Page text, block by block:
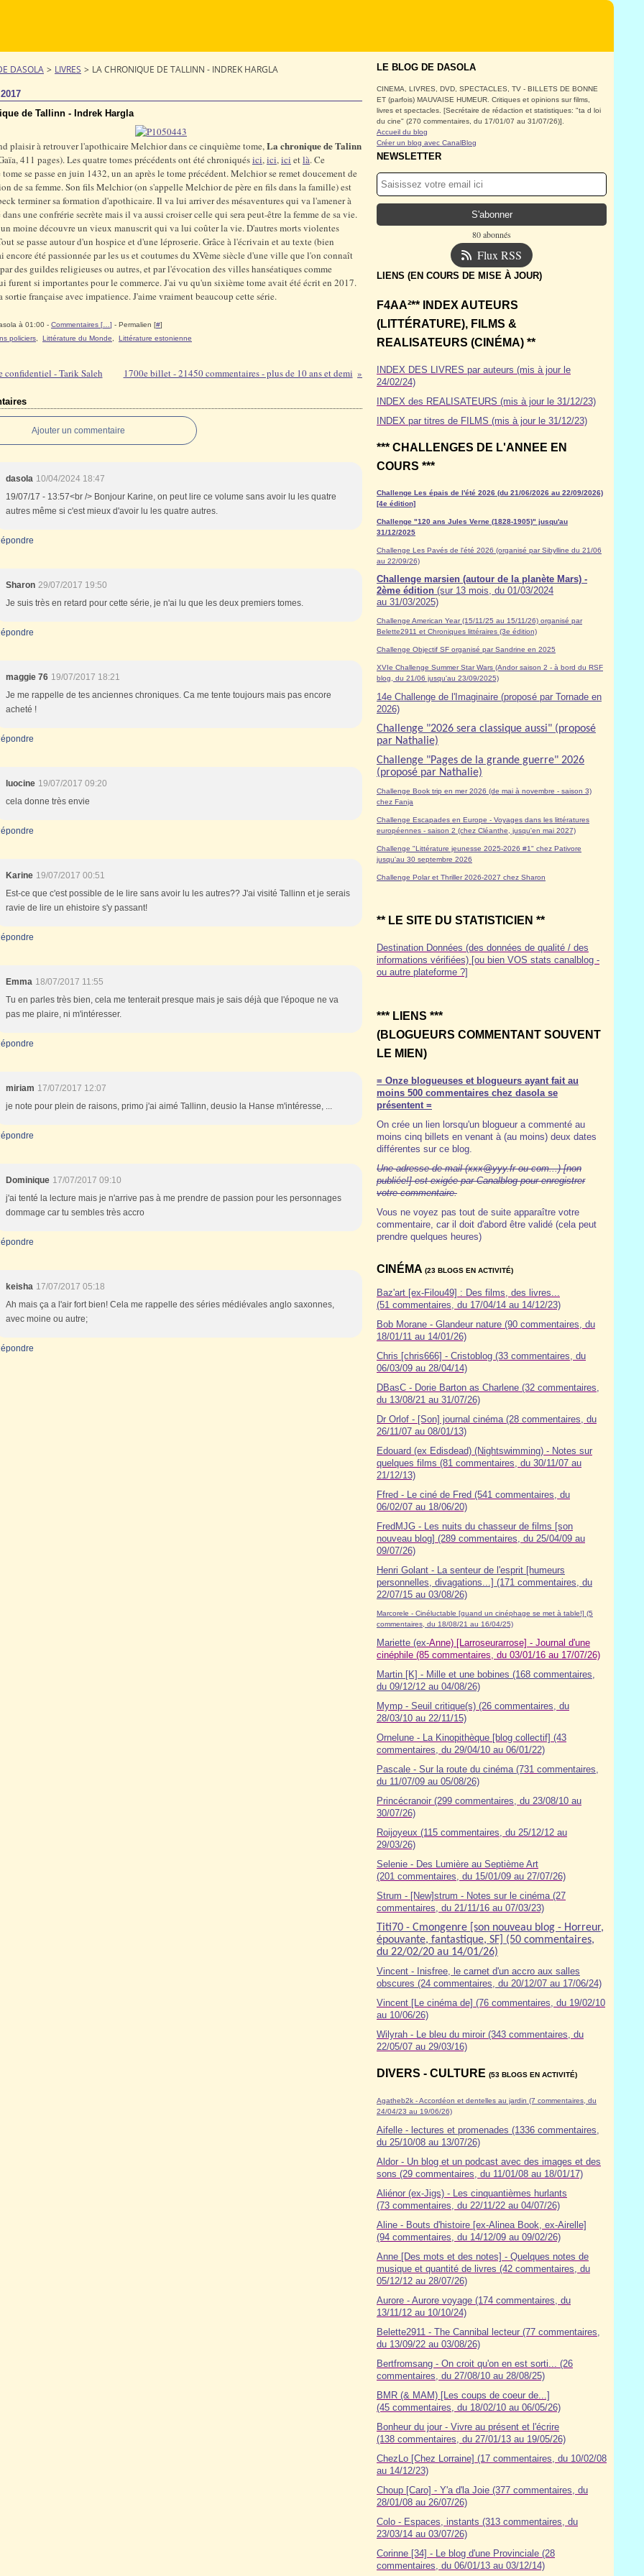
DASOLA > LIVRES > LA CHRONIQUE DE TALLINN - INDREK HARGLA
de Tallinn - Indrek Hargla
plaisir à retrouver l'apothicaire Melchior dans ce cinquième tome,La chronique de Talinn
411 pages). Les quatre tomes précédents ont été chroniquésici,ici,ici etlà. Ce
se passe en juin 1432, un an après le tome précédent. Melchior se remet doucement de
de sa femme. Son fils Melchior (on s'appelle Melchior de père en fils dans la famille) est
terminer sa formation d'apothicaire. Il va lui arriver des mésaventures qui va l'amener à
une confrérie secrète mais il va aussi croiser celle qui sera peut-être la femme de sa vie.
moine découvre un vieux manuscrit qui va lui coûter la vie. D'autres morts violentes
se passe autour d'un hospice et d'une léproserie. Grâce à l'écrivain et au texte (bien
encore été passionnée par les us et coutumes du XVème siècle d'une ville que l'on connaît
des guildes religieuses ou autres, et par l'évocation des villes hanséatiques comme
furent si importantes pour le commerce. J'ai vu qu'un sixième tome avait été écrit en 2017.
sortie française avec impatience. J'aime vraiment beaucoup cette série.
à 01:00 - Commentaires [ ] - Permalien [#]
policiers Littérature du Monde Littérature estonienne
confidentiel - Tarik Saleh 1700e billet - 21450 commentaires - plus de 10 ans et demi
Ajouter un commentaire
dasola 10/04/2024 18:47
19/07/17 - 13:57<br /> Bonjour Karine, on peut lire ce volume sans avoir lu les quatre
autres même si c'est mieux d'avoir lu les quatre autres.
Sharon 29/07/2017 19:50
Je suis très en retard pour cette série, je n'ai lu que les deux premiers tomes.
maggie 76 19/07/2017 18:21
Je me rappelle de tes anciennes chroniques. Ca me tente toujours mais pas encore
acheté !
luocine 19/07/2017 09:20
cela donne très envie
Karine 19/07/2017 00:51
Est-ce que c'est possible de le lire sans avoir lu les autres?? J'ai visité Tallinn et je serais
ravie de lire un ehistoire s'y passant!
Emma 18/07/2017 11:55
Tu en parles très bien, cela me tenterait presque mais je sais déjà que l'époque ne va
pas me plaire, ni m'intéresser.
miriam 17/07/2017 12:07
je note pour plein de raisons, primo j'ai aimé Tallinn, deusio la Hanse m'intéresse, ...
Dominique 17/07/2017 09:10
j'ai tenté la lecture mais je n'arrive pas à me prendre de passion pour les personnages
dommage car tu sembles très accro
keisha 17/07/2017 05:18
Ah mais ça a l'air fort bien! Cela me rappelle des séries médiévales anglo saxonnes,
avec moine ou autre;
LE BLOG DE DASOLA
CINEMA, LIVRES, DVD, SPECTACLES, TV - BILLETS DE BONNE
ET (parfois) MAUVAISE HUMEUR. Critiques et opinions sur films,
livres et spectacles. [Secrétaire de rédaction et statistiques: "ta d loi
du cine" (270 commentaires, du 17/01/07 au 31/07/26)].
Accueil du blog
Créer un blog avec CanalBlog
NEWSLETTER
80 abonnés
Flux RSS
LIENS (EN COURS DE MISE À JOUR)
F4AA²** INDEX AUTEURS
(LITTÉRATURE), FILMS &
REALISATEURS (CINÉMA) **
INDEX DES LIVRES par auteurs (mis à jour le
24/02/24)
INDEX des REALISATEURS (mis à jour le 31/12/23)
INDEX par titres de FILMS (mis à jour le 31/12/23)
*** CHALLENGES DE L'ANNEE EN
COURS ***
Challenge Les épais de l'été 2026 (du 21/06/2026 au 22/09/2026)
[4e édition]
Challenge "120 ans Jules Verne (1828-1905)" jusqu'au
31/12/2025
Challenge Les Pavés de l'été 2026 (organisé par Sibylline du 21/06
au 22/09/26)
Challenge marsien (autour de la planète Mars) -
2ème édition (sur 13 mois, du 01/03/2024
au 31/03/2025)
Challenge American Year (15/11/25 au 15/11/26) organisé par
Belette2911 et Chroniques littéraires (3e édition)
Challenge Objectif SF organisé par Sandrine en 2025
XVIe Challenge Summer Star Wars (Andor saison 2 - à bord du RSF
blog, du 21/06 jusqu'au 23/09/2025)
14e Challenge de l'Imaginaire (proposé par Tornade en
2026)
Challenge "2026 sera classique aussi" (proposé
par Nathalie)
Challenge "Pages de la grande guerre" 2026
(proposé par Nathalie)
Challenge Book trip en mer 2026 (de mai à novembre - saison 3)
chez Fanja
Challenge Escapades en Europe - Voyages dans les littératures
européennes - saison 2 (chez Cléanthe, jusqu'en mai 2027)
Challenge "Littérature jeunesse 2025-2026 #1" chez Pativore
jusqu'au 30 septembre 2026
Challenge Polar et Thriller 2026-2027 chez Sharon
** LE SITE DU STATISTICIEN **
Destination Données (des données de qualité / des
informations vérifiées) [ou bien VOS stats canalblog -
ou autre plateforme ?]
*** LIENS ***
(BLOGUEURS COMMENTANT SOUVENT
LE MIEN)
= Onze blogueuses et blogueurs ayant fait au
moins 500 commentaires chez dasola se
présentent =
On crée un lien lorsqu'un blogueur a commenté au
moins cinq billets en venant à (au moins) deux dates
différentes sur ce blog.
Une adresse de mail (xxx@yyy.fr ou com...) [non
publiée!] est exigée par Canalblog pour enregistrer
votre commentaire.
Vous ne voyez pas tout de suite apparaître votre
commentaire, car il doit d'abord être validé (cela peut
prendre quelques heures)
CINÉMA (23 BLOGS EN ACTIVITÉ)
Baz'art [ex-Filou49] : Des films, des livres...
(51 commentaires, du 17/04/14 au 14/12/23)
Bob Morane - Glandeur nature (90 commentaires, du
18/01/11 au 14/01/26)
Chris [chris666] - Cristoblog (33 commentaires, du
06/03/09 au 28/04/14)
DBasC - Dorie Barton as Charlene (32 commentaires,
du 13/08/21 au 31/07/26)
Dr Orlof - [Son] journal cinéma (28 commentaires, du
26/11/07 au 08/01/13)
Edouard (ex Edisdead) (Nightswimming) - Notes sur
quelques films (81 commentaires, du 30/11/07 au
21/12/13)
Ffred - Le ciné de Fred (541 commentaires, du
06/02/07 au 18/06/20)
FredMJG - Les nuits du chasseur de films [son
nouveau blog] (289 commentaires, du 25/04/09 au
09/07/26)
Henri Golant - La senteur de l'esprit [humeurs
personnelles, divagations...] (171 commentaires, du
22/07/15 au 03/08/26)
Marcorele - Cinéluctable [quand un cinéphage se met à table!] (5
commentaires, du 18/08/21 au 16/04/25)
Mariette (ex-Anne) [Larroseurarrose] - Journal d'une
cinéphile (85 commentaires, du 03/01/16 au 17/07/26)
Martin [K] - Mille et une bobines (168 commentaires,
du 09/12/12 au 04/08/26)
Mymp - Seuil critique(s) (26 commentaires, du
28/03/10 au 22/11/15)
Ornelune - La Kinopithèque [blog collectif] (43
commentaires, du 29/04/10 au 06/01/22)
Pascale - Sur la route du cinéma (731 commentaires,
du 11/07/09 au 05/08/26)
Princécranoir (299 commentaires, du 23/08/10 au
30/07/26)
Roijoyeux (115 commentaires, du 25/12/12 au
29/03/26)
Selenie - Des Lumière au Septième Art
(201 commentaires, du 15/01/09 au 27/07/26)
Strum - [New]strum - Notes sur le cinéma (27
commentaires, du 21/11/16 au 07/03/23)
Titi70 - Cmongenre [son nouveau blog - Horreur,
épouvante, fantastique, SF] (50 commentaires,
du 22/02/20 au 14/01/26)
Vincent - Inisfree, le carnet d'un accro aux salles
obscures (24 commentaires, du 20/12/07 au 17/06/24)
Vincent [Le cinéma de] (76 commentaires, du 19/02/10
au 10/06/26)
Wilyrah - Le bleu du miroir (343 commentaires, du
22/05/07 au 29/03/16)
DIVERS - CULTURE (53 BLOGS EN ACTIVITÉ)
Agatheb2k - Accordéon et dentelles au jardin (7 commentaires, du
24/04/23 au 19/06/26)
Aifelle - lectures et promenades (1336 commentaires,
du 25/10/08 au 13/07/26)
Aldor - Un blog et un podcast avec des images et des
sons (29 commentaires, du 11/01/08 au 18/01/17)
Aliénor (ex-Jigs) - Les cinquantièmes hurlants
(73 commentaires, du 22/11/22 au 04/07/26)
Aline - Bouts d'histoire [ex-Alinea Book, ex-Airelle]
(94 commentaires, du 14/12/09 au 09/02/26)
Anne [Des mots et des notes] - Quelques notes de
musique et quantité de livres (42 commentaires, du
05/12/12 au 28/07/26)
Aurore - Aurore voyage (174 commentaires, du
13/11/12 au 10/10/24)
Belette2911 - The Cannibal lecteur (77 commentaires,
du 13/09/22 au 03/08/26)
Bertfromsang - On croit qu'on en est sorti... (26
commentaires, du 27/08/10 au 28/08/25)
BMR (& MAM) [Les coups de coeur de...]
(45 commentaires, du 18/02/10 au 06/05/26)
Bonheur du jour - Vivre au présent et l'écrire
(138 commentaires, du 27/01/13 au 19/05/26)
ChezLo [Chez Lorraine] (17 commentaires, du 10/02/08
au 14/12/23)
Choup [Caro] - Y'a d'la Joie (377 commentaires, du
28/01/08 au 26/07/26)
Colo - Espaces, instants (313 commentaires, du
23/03/14 au 03/07/26)
Corinne [34] - Le blog d'une Provinciale (28
commentaires, du 06/01/13 au 03/12/14)